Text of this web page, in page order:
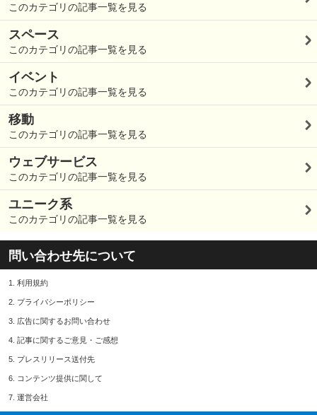
このカテゴリの記事一覧を見る
スペース
このカテゴリの記事一覧を見る
イベント
このカテゴリの記事一覧を見る
移動
このカテゴリの記事一覧を見る
ウェブサービス
このカテゴリの記事一覧を見る
ユニーク系
このカテゴリの記事一覧を見る
問い合わせ先について
1. 利用規約
2. プライバシーポリシー
3. 広告に関するお問い合わせ
4. 記事に関するご意見・ご感想
5. プレスリリース送付先
6. コンテンツ提供に関して
7. 運営会社